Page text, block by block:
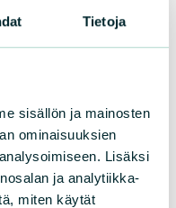
Tietoja
sisällön ja mainosten
ominaisuuksien
Lisäksi
ja analytiikka-
miten käytät
valmisteltu
olisi